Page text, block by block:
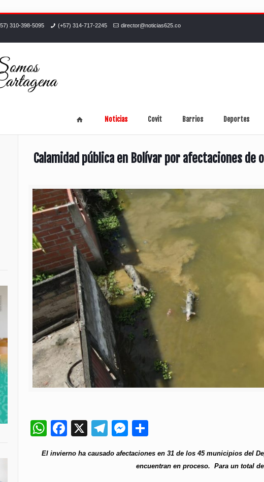
310-398-5095 (+57) 314-717-2245 director@noticias625.co
Noticias Covit Barrios Deportes
Calamidad pública en Bolívar por afectaciones de
WhatsApp
Facebook
X Telegram
Messenger
El invierno ha causado afectaciones en 31 de los 45 municipios del
encuentran en proceso. Para un total